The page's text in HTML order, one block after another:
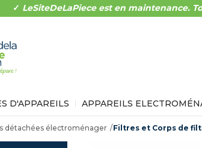
✓ LeSiteDeLaPiece est en maintenance.
D'APPAREILS APPAREILS
détachées électroménager Filtres et Corps de